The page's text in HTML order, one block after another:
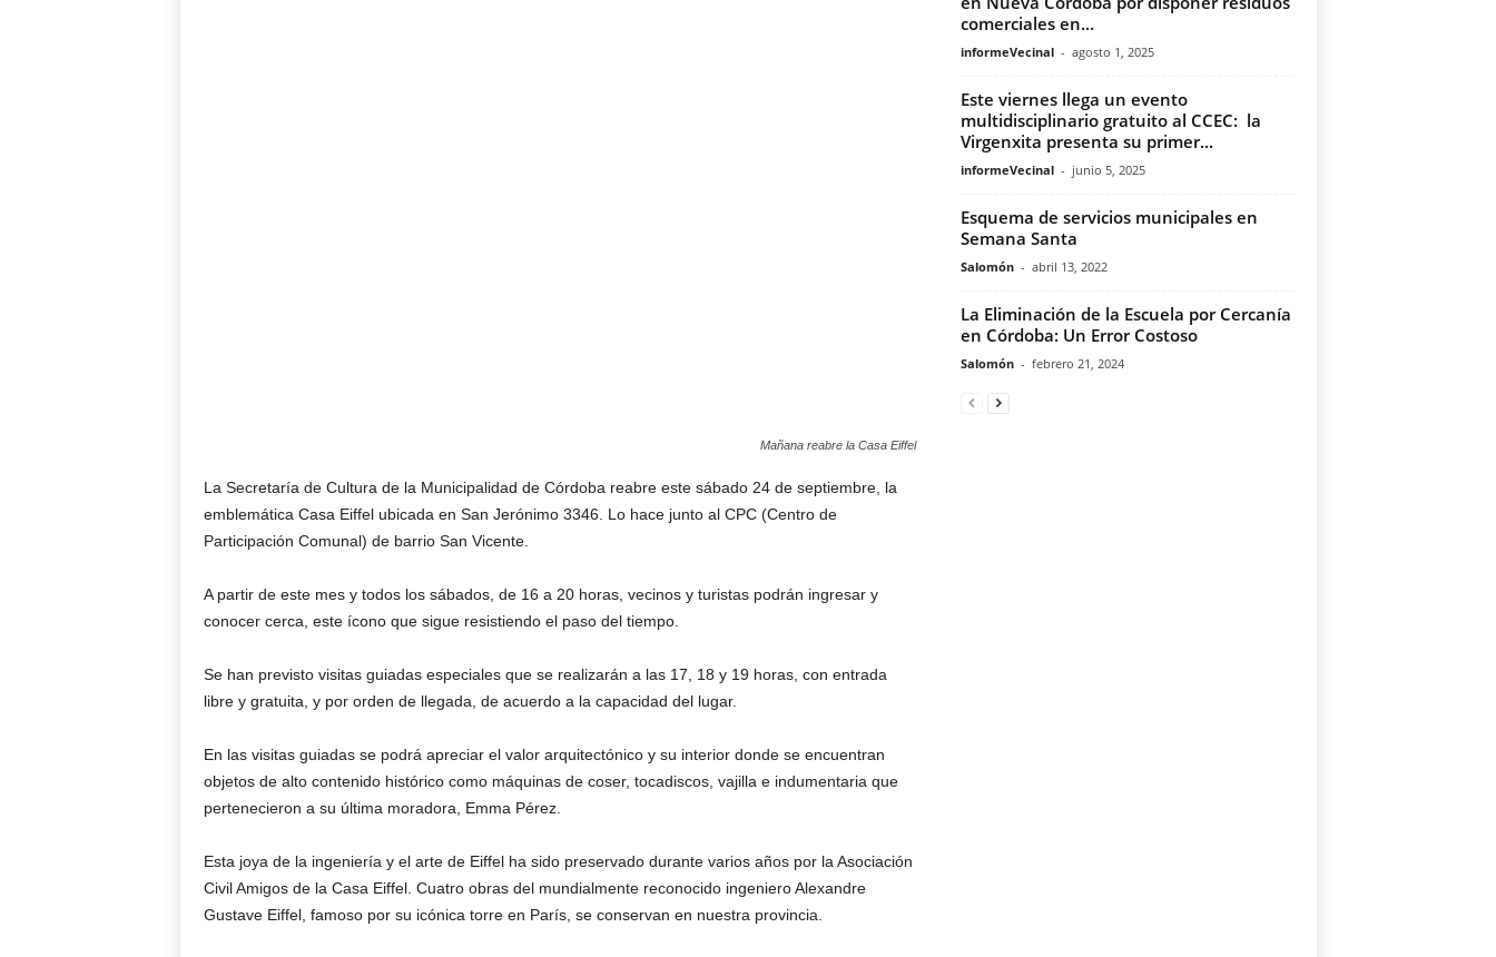
Mañana reabre la Casa Eiffel
La Secretaría de Cultura de la Municipalidad de Córdoba reabre este sábado 24 de septiembre, la
emblemática Casa Eiffel ubicada en San Jerónimo 3346. Lo hace junto al CPC (Centro de
Participación Comunal) de barrio San Vicente.
A partir de este mes y todos los sábados, de 16 a 20 horas, vecinos y turistas podrán ingresar y
conocer cerca, este ícono que sigue resistiendo el paso del tiempo.
Se han previsto visitas guiadas especiales que se realizarán a las 17, 18 y 19 horas, con entrada
libre y gratuita, y por orden de llegada, de acuerdo a la capacidad del lugar.
En las visitas guiadas se podrá apreciar el valor arquitectónico y su interior donde se encuentran
objetos de alto contenido histórico como máquinas de coser, tocadiscos, vajilla e indumentaria que
pertenecieron a su última moradora, Emma Pérez.
Esta joya de la ingeniería y el arte de Eiffel ha sido preservado durante varios años por la Asociación
Civil Amigos de la Casa Eiffel. Cuatro obras del mundialmente reconocido ingeniero Alexandre
Gustave Eiffel, famoso por su icónica torre en París, se conservan en nuestra provincia.
comerciales en...
informeVecinal - agosto 1, 2025
Este viernes llega un evento
multidisciplinario gratuito al CCEC: la
Virgenxita presenta su primer...
informeVecinal - junio 5, 2025
Esquema de servicios municipales en
Semana Santa
Salomón - abril 13, 2022
La Eliminación de la Escuela por Cercanía
en Córdoba: Un Error Costoso
Salomón - febrero 21, 2024